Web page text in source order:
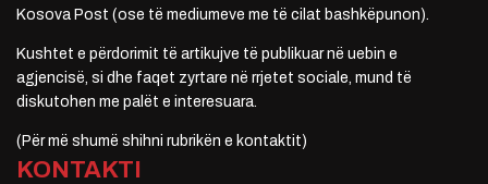
Kosova Post (ose të mediumeve me të cilat bashkëpunon).
Kushtet e përdorimit të artikujve të publikuar në uebin e
agjencisë, si dhe faqet zyrtare në rrjetet sociale, mund të
diskutohen me palët e interesuara.
(Për më shumë shihni rubrikën e kontaktit)
KONTAKTI